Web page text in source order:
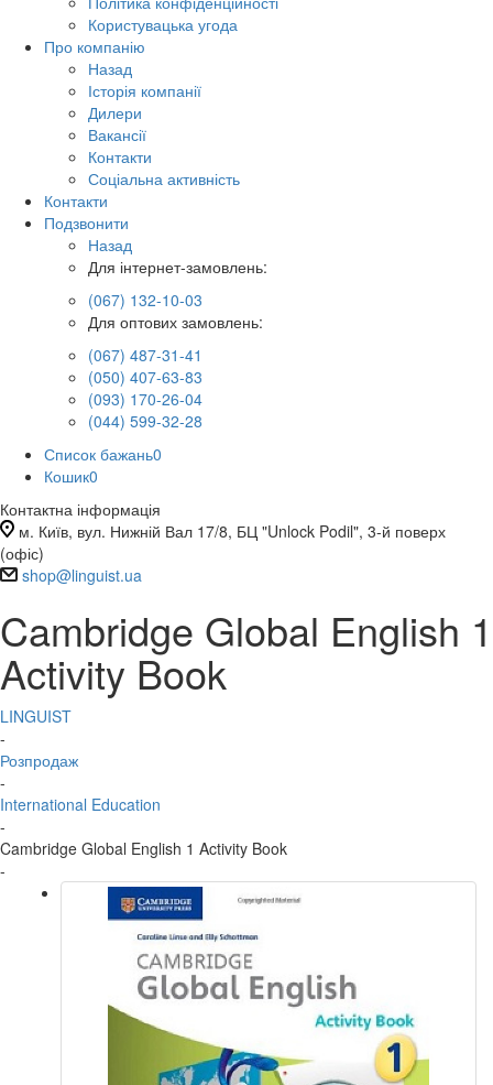
Користувацька угода
Про компанію
Назад
Історія компанії
Дилери
Вакансії
Контакти
Соціальна активність
Контакти
Подзвонити
Назад
Для інтернет-замовлень:
(067) 132-10-03
Для оптових замовлень:
(067) 487-31-41
(050) 407-63-83
(093) 170-26-04
(044) 599-32-28
Список бажань0
Кошик0
Контактна інформація
м. Київ, вул. Нижній Вал 17/8, БЦ "Unlock Podil", 3-й поверх
(офіс)
shop@linguist.ua
Cambridge Global English 1
Activity Book
LINGUIST
-
Розпродаж
-
International Education
-
Cambridge Global English 1 Activity Book
-